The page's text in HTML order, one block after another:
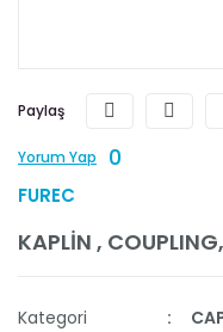
Paylaş
Yorum Yap 0
FUREC
KAPLİN ,
Kategori